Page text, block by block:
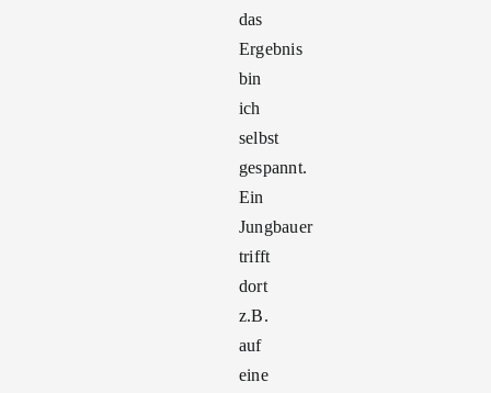
das
Ergebnis
bin
ich
selbst
gespannt.
Ein
Jungbauer
trifft
dort
z.B.
auf
eine